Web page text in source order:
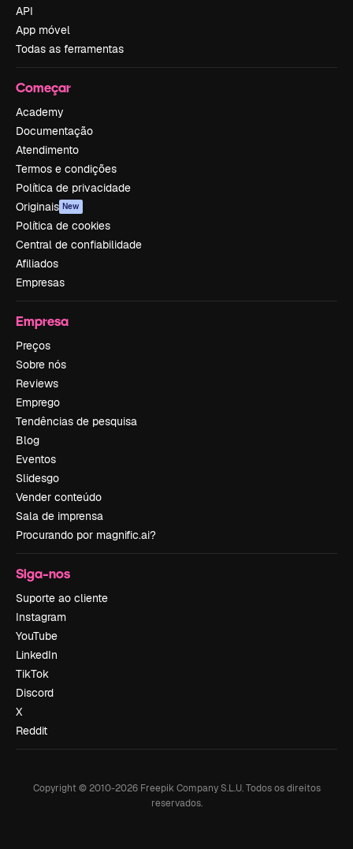
API
App móvel
Todas as ferramentas
Começar
Academy
Documentação
Atendimento
Termos e condições
Política de privacidade
Originais New
Política de cookies
Central de confiabilidade
Afiliados
Empresas
Empresa
Preços
Sobre nós
Reviews
Emprego
Tendências de pesquisa
Blog
Eventos
Slidesgo
Vender conteúdo
Sala de imprensa
Procurando por magnific.ai?
Siga-nos
Suporte ao cliente
Instagram
YouTube
LinkedIn
TikTok
Discord
X
Reddit
Copyright © 2010-2026Freepik Company S.L.U. Todos os direitos
reservados.